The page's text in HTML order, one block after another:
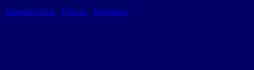
⋅ Streaming-Plan ⋅ Podcast ⋅ Webradios